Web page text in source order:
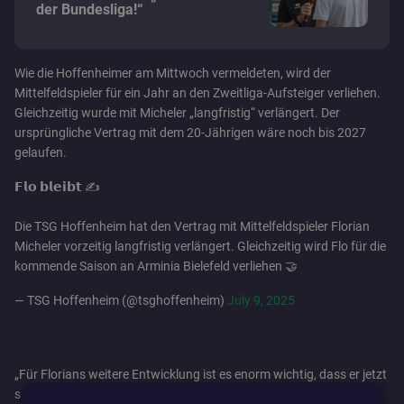
der Bundesliga!“
Wie die Hoffenheimer am Mittwoch vermeldeten, wird der
Mittelfeldspieler für ein Jahr an den Zweitliga-Aufsteiger verliehen.
Gleichzeitig wurde mit Micheler „langfristig“ verlängert. Der
ursprüngliche Vertrag mit dem 20-Jährigen wäre noch bis 2027
gelaufen.
𝗙𝗹𝗼 𝗯𝗹𝗲𝗶𝗯𝘁 ✍️
Die TSG Hoffenheim hat den Vertrag mit Mittelfeldspieler Florian
Micheler vorzeitig langfristig verlängert. Gleichzeitig wird Flo für die
kommende Saison an Arminia Bielefeld verliehen 🤝
— TSG Hoffenheim (@tsghoffenheim) July 9, 2025
„Für Florians weitere Entwicklung ist es enorm wichtig, dass er jetzt
so viel Einsatzzeit wie möglich auf hohem Niveau erhält“, sagte